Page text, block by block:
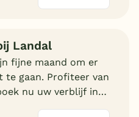
Landal
fijne maand om er
te gaan. Profiteer van
nu uw verblijf in